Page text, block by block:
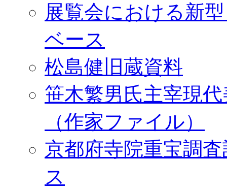
展覧会における新
ベース
松島健旧蔵資料
笹木繁男氏主宰現
（作家ファイル）
京都府寺院重宝調
ス